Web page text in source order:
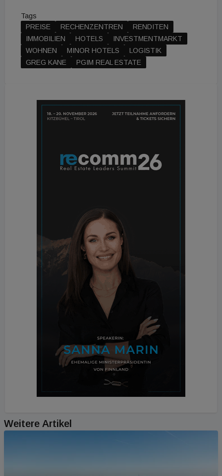
Tags
PREISE
RECHENZENTREN
RENDITEN
IMMOBILIEN
HOTELS
INVESTMENTMARKT
WOHNEN
MINOR HOTELS
LOGISTIK
GREG KANE
PGIM REAL ESTATE
Weitere Artikel